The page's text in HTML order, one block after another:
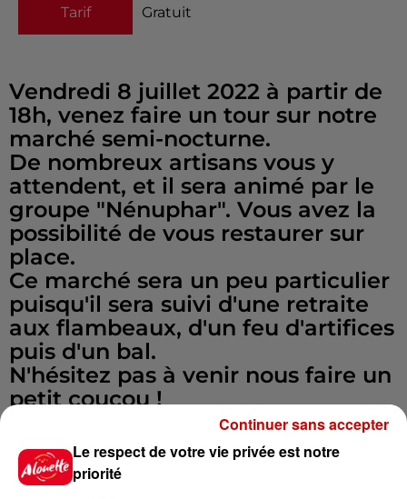
Tarif Gratuit
Vendredi 8 juillet 2022 à partir de
18h, venez faire un tour sur notre
marché semi-nocturne.
De nombreux artisans vous y
attendent, et il sera animé par le
groupe "Nénuphar". Vous avez la
possibilité de vous restaurer sur
place.
Ce marché sera un peu particulier
puisqu'il sera suivi d'une retraite
aux flambeaux, d'un feu d'artifices
puis d'un bal.
N'hésitez pas à venir nous faire un
petit coucou !
Voir plus
Le respect de votre vie privée est notre
priorité
Continuer sans accepter